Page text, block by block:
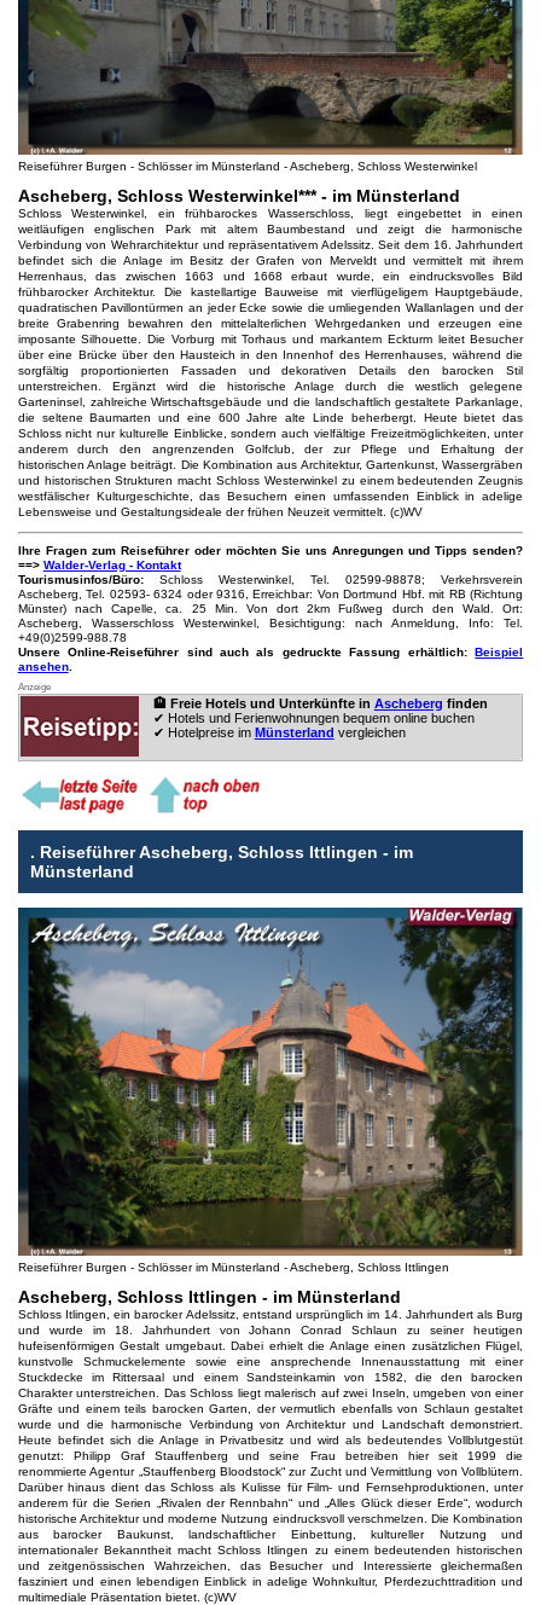
Reiseführer Burgen - Schlösser im Münsterland - Ascheberg, Schloss Westerwinkel
Ascheberg, Schloss Westerwinkel*** - im Münsterland
Schloss Westerwinkel, ein frühbarockes Wasserschloss, liegt eingebettet in einen
weitläufigen englischen Park mit altem Baumbestand und zeigt die harmonische
Verbindung von Wehrarchitektur und repräsentativem Adelssitz. Seit dem 16. Jahrhundert
befindet sich die Anlage im Besitz der Grafen von Merveldt und vermittelt mit ihrem
Herrenhaus, das zwischen 1663 und 1668 erbaut wurde, ein eindrucksvolles Bild
frühbarocker Architektur. Die kastellartige Bauweise mit vierflügeligem Hauptgebäude,
quadratischen Pavillontürmen an jeder Ecke sowie die umliegenden Wallanlagen und der
breite Grabenring bewahren den mittelalterlichen Wehrgedanken und erzeugen eine
imposante Silhouette. Die Vorburg mit Torhaus und markantem Eckturm leitet Besucher
über eine Brücke über den Hausteich in den Innenhof des Herrenhauses, während die
sorgfältig proportionierten Fassaden und dekorativen Details den barocken Stil
unterstreichen. Ergänzt wird die historische Anlage durch die westlich gelegene
Garteninsel, zahlreiche Wirtschaftsgebäude und die landschaftlich gestaltete Parkanlage,
die seltene Baumarten und eine 600 Jahre alte Linde beherbergt. Heute bietet das
Schloss nicht nur kulturelle Einblicke, sondern auch vielfältige Freizeitmöglichkeiten, unter
anderem durch den angrenzenden Golfclub, der zur Pflege und Erhaltung der
historischen Anlage beiträgt. Die Kombination aus Architektur, Gartenkunst, Wassergräben
und historischen Strukturen macht Schloss Westerwinkel zu einem bedeutenden Zeugnis
westfälischer Kulturgeschichte, das Besuchern einen umfassenden Einblick in adelige
Lebensweise und Gestaltungsideale der frühen Neuzeit vermittelt. (c)WV
Ihre Fragen zum Reiseführer oder möchten Sie uns Anregungen und Tipps senden?
==> Walder-Verlag - Kontakt
Tourismusinfos/Büro:Schloss Westerwinkel, Tel. 02599-98878; Verkehrsverein
Ascheberg, Tel. 02593- 6324 oder 9316, Erreichbar: Von Dortmund Hbf. mit RB (Richtung
Münster) nach Capelle, ca. 25 Min. Von dort 2km Fußweg durch den Wald. Ort:
Ascheberg, Wasserschloss Westerwinkel, Besichtigung: nach Anmeldung, Info: Tel.
+49(0)2599-988.78
Unsere Online-Reiseführer sind auch als gedruckte Fassung erhältlich:Beispiel
ansehen.
Anzeige
🏨 Freie Hotels und Unterkünfte in Ascheberg finden
✔ Hotels und Ferienwohnungen bequem online buchen
✔ Hotelpreise im Münsterland vergleichen
. Reiseführer Ascheberg, Schloss Ittlingen - im
Münsterland
Reiseführer Burgen - Schlösser im Münsterland - Ascheberg, Schloss Ittlingen
Ascheberg, Schloss Ittlingen - im Münsterland
Schloss Itlingen, ein barocker Adelssitz, entstand ursprünglich im 14. Jahrhundert als Burg
und wurde im 18. Jahrhundert von Johann Conrad Schlaun zu seiner heutigen
hufeisenförmigen Gestalt umgebaut. Dabei erhielt die Anlage einen zusätzlichen Flügel,
kunstvolle Schmuckelemente sowie eine ansprechende Innenausstattung mit einer
Stuckdecke im Rittersaal und einem Sandsteinkamin von 1582, die den barocken
Charakter unterstreichen. Das Schloss liegt malerisch auf zwei Inseln, umgeben von einer
Gräfte und einem teils barocken Garten, der vermutlich ebenfalls von Schlaun gestaltet
wurde und die harmonische Verbindung von Architektur und Landschaft demonstriert.
Heute befindet sich die Anlage in Privatbesitz und wird als bedeutendes Vollblutgestüt
genutzt: Philipp Graf Stauffenberg und seine Frau betreiben hier seit 1999 die
renommierte Agentur „Stauffenberg Bloodstock“ zur Zucht und Vermittlung von Vollblütern.
Darüber hinaus dient das Schloss als Kulisse für Film- und Fernsehproduktionen, unter
anderem für die Serien „Rivalen der Rennbahn“ und „Alles Glück dieser Erde“, wodurch
historische Architektur und moderne Nutzung eindrucksvoll verschmelzen. Die Kombination
aus barocker Baukunst, landschaftlicher Einbettung, kultureller Nutzung und
internationaler Bekanntheit macht Schloss Itlingen zu einem bedeutenden historischen
und zeitgenössischen Wahrzeichen, das Besucher und Interessierte gleichermaßen
fasziniert und einen lebendigen Einblick in adelige Wohnkultur, Pferdezuchttradition und
multimediale Präsentation bietet. (c)WV